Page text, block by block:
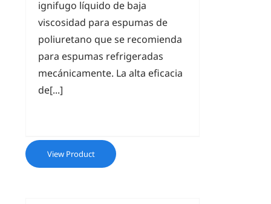
ignifugo líquido de baja
viscosidad para espumas de
poliuretano que se recomienda
para espumas refrigeradas
mecánicamente. La alta eficacia
de[...]
View Product